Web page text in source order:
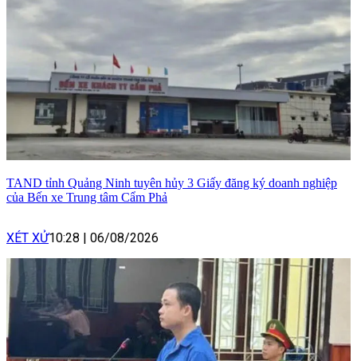
TAND tỉnh Quảng Ninh tuyên hủy 3 Giấy đăng ký doanh nghiệp
của Bến xe Trung tâm Cẩm Phả
XÉT XỬ10:28 06/08/2026